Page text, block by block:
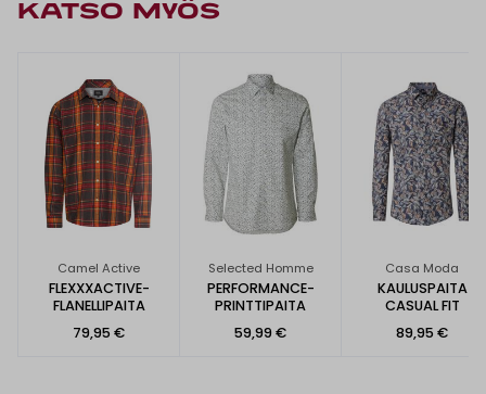
KATSO MYÖS
Camel Active
FLEXXXACTIVE-
FLANELLIPAITA
79,95 €
Selected Homme
PERFORMANCE-
PRINTTIPAITA
59,99 €
Casa Moda
KAULUSPAITA
CASUAL FIT
89,95 €